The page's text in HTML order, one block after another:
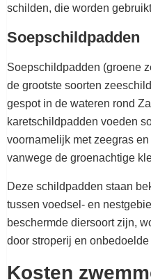
schilden, die worden
Soepschildpadden
Soepschildpadden (groene
de grootste soorten
gespot in de wateren rond
karetschildpadden voeden
voornamelijk met zeegras
vanwege de groenachtige
Deze schildpadden staan
tussen voedsel- en
beschermde diersoort zijn,
door stroperij en
Kosten